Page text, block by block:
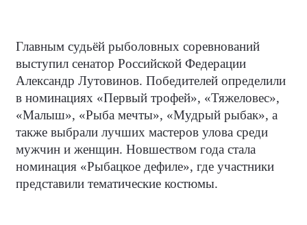
Главным судьёй рыболовных соревнований
выступил сенатор Российской Федерации
Александр Лутовинов. Победителей определили
в номинациях «Первый трофей», «Тяжеловес»,
«Малыш», «Рыба мечты», «Мудрый рыбак», а
также выбрали лучших мастеров улова среди
мужчин и женщин. Новшеством года стала
номинация «Рыбацкое дефиле», где участники
представили тематические костюмы.